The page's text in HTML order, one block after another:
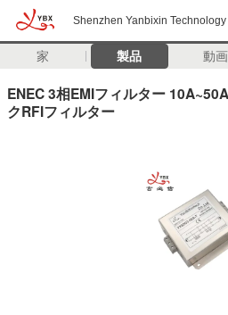
Shenzhen Yanbixin Technology
家 製品 動画
ENEC 3相EMIフィルター
クRFIフィルター